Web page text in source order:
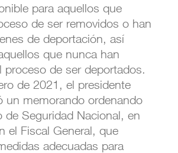
para aquellos que
de ser removidos o han
de deportación, así
que nunca han
proceso de ser deportados.
de 2021, el presidente
un memorando ordenando
de Seguridad Nacional, en
el Fiscal General, que
adecuadas para